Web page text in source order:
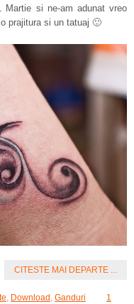
si ne-am adunat vreo
prajitura si un tatuaj 🙂
CITESTE MAI DEPARTE ...
, Download , Ganduri
1